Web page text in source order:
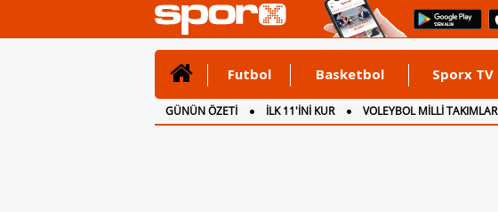
Futbol Basketbol Sporx TV
GÜNÜN ÖZETİ İLK 11'İNİ KUR VOLEYBOL MİLLİ TAKIMLAR
CANLI ANLATIM
İNGİLTERE